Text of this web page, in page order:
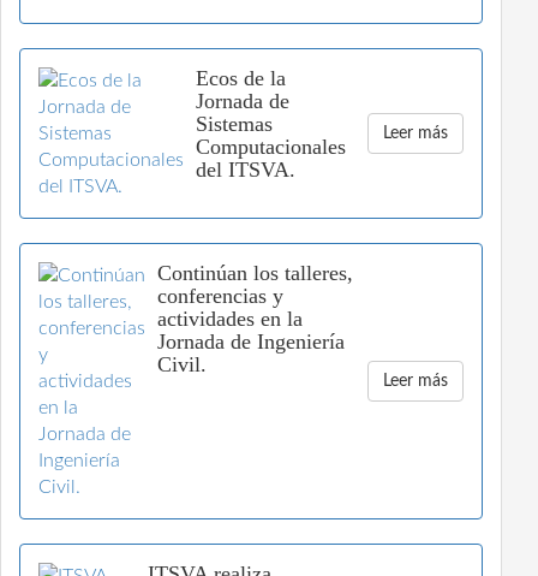
Ecos de la
Jornada de
Sistemas
Computacionales
del ITSVA.
Leer más
Continúan los talleres,
conferencias y
actividades en la
Jornada de Ingeniería
Civil.
Leer más